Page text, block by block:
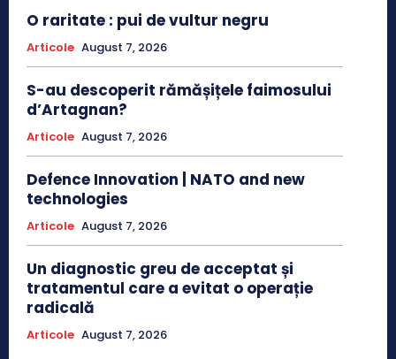
O raritate : pui de vultur negru
Articole August 7, 2026
S-au descoperit rămășițele faimosului
d’Artagnan?
Articole August 7, 2026
Defence Innovation | NATO and new
technologies
Articole August 7, 2026
Un diagnostic greu de acceptat și
tratamentul care a evitat o operație
radicală
Articole August 7, 2026